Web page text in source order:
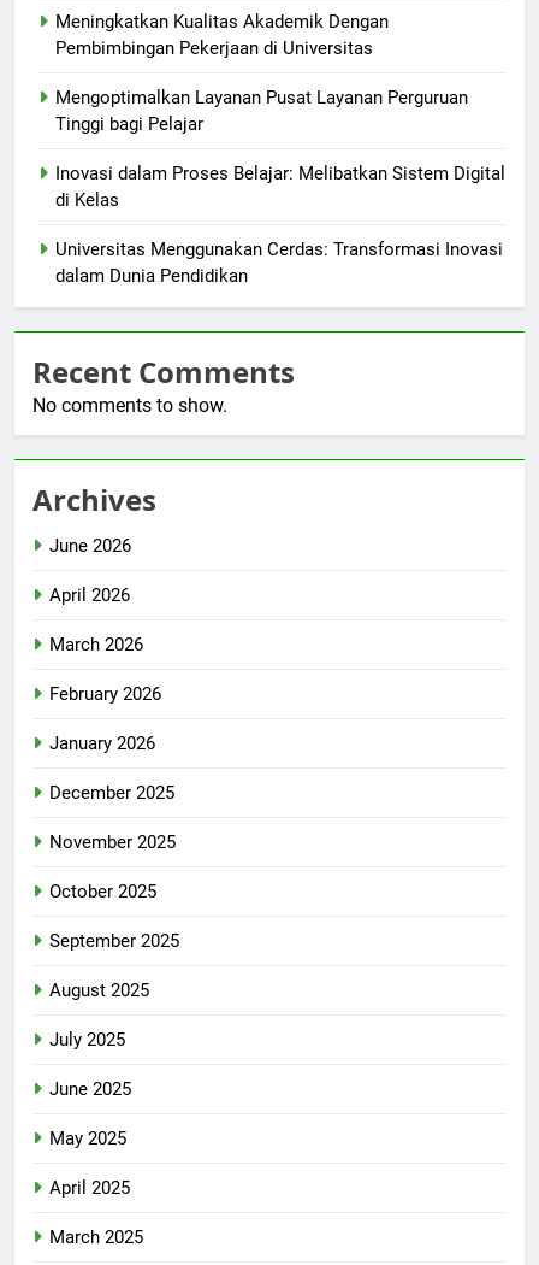
Meningkatkan Kualitas Akademik Dengan
Pembimbingan Pekerjaan di Universitas
Mengoptimalkan Layanan Pusat Layanan Perguruan
Tinggi bagi Pelajar
Inovasi dalam Proses Belajar: Melibatkan Sistem Digital
di Kelas
Universitas Menggunakan Cerdas: Transformasi Inovasi
dalam Dunia Pendidikan
Recent Comments
No comments to show.
Archives
June 2026
April 2026
March 2026
February 2026
January 2026
December 2025
November 2025
October 2025
September 2025
August 2025
July 2025
June 2025
May 2025
April 2025
March 2025